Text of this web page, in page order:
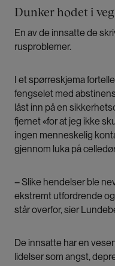
Artikkelen baserer
kvinnelige innsatte,
helseapparatet,
blant innsatte og
Det meste av
forbindelse med
fengselet –
helsehjelp» fra 2021.
enkeltstående
spesifikk
fengslene, har
Dunker hodet i
En av de innsatte de
rusproblemer.
I et spørreskjema
fengselet med
låst inn på en
fjernet «for at jeg ikke
ingen menneskelig
gjennom luka på
– Slike hendelser ble
ekstremt utfordrende
står overfor, sier
De innsatte har en
lidelser som angst,